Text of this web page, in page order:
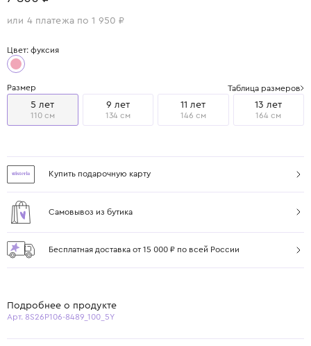
или 4 платежа по 1 950 ₽
Цвет: фуксия
Размер Таблица размеров
5 лет
110 см
9 лет
134 см
11 лет
146 см
13 лет
164 см
Купить подарочную карту
Самовывоз из бутика
Бесплатная доставка от 15 000 ₽ по всей России
Подробнее о продукте
Арт. 8S26P106-8489_100_5Y